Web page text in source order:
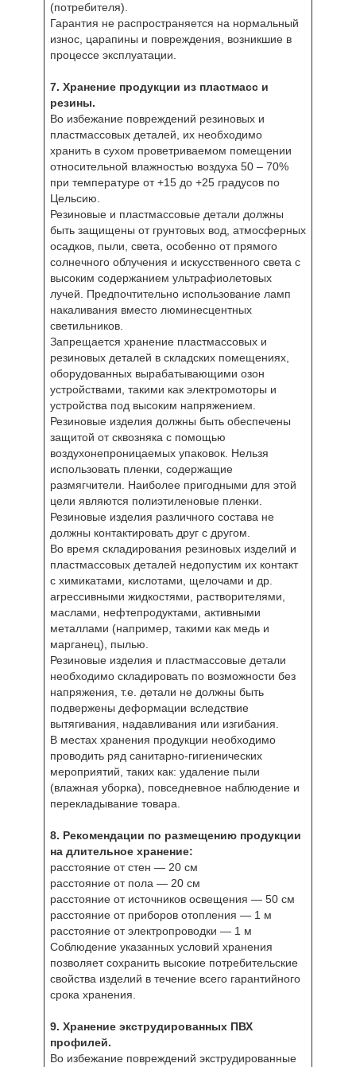
(потребителя).
Гарантия не распространяется на нормальный
износ, царапины и повреждения, возникшие в
процессе эксплуатации.
7. Хранение продукции из пластмасс и
резины.
Во избежание повреждений резиновых и
пластмассовых деталей, их необходимо
хранить в сухом проветриваемом помещении
относительной влажностью воздуха 50 – 70%
при температуре от +15 до +25 градусов по
Цельсию.
Резиновые и пластмассовые детали должны
быть защищены от грунтовых вод, атмосферных
осадков, пыли, света, особенно от прямого
солнечного облучения и искусственного света с
высоким содержанием ультрафиолетовых
лучей. Предпочтительно использование ламп
накаливания вместо люминесцентных
светильников.
Запрещается хранение пластмассовых и
резиновых деталей в складских помещениях,
оборудованных вырабатывающими озон
устройствами, такими как электромоторы и
устройства под высоким напряжением.
Резиновые изделия должны быть обеспечены
защитой от сквозняка с помощью
воздухонепроницаемых упаковок. Нельзя
использовать пленки, содержащие
размягчители. Наиболее пригодными для этой
цели являются полиэтиленовые пленки.
Резиновые изделия различного состава не
должны контактировать друг с другом.
Во время складирования резиновых изделий и
пластмассовых деталей недопустим их контакт
с химикатами, кислотами, щелочами и др.
агрессивными жидкостями, растворителями,
маслами, нефтепродуктами, активными
металлами (например, такими как медь и
марганец), пылью.
Резиновые изделия и пластмассовые детали
необходимо складировать по возможности без
напряжения, т.е. детали не должны быть
подвержены деформации вследствие
вытягивания, надавливания или изгибания.
В местах хранения продукции необходимо
проводить ряд санитарно-гигиенических
мероприятий, таких как: удаление пыли
(влажная уборка), повседневное наблюдение и
перекладывание товара.
8. Рекомендации по размещению продукции
на длительное хранение:
расстояние от стен — 20 см
расстояние от пола — 20 см
расстояние от источников освещения — 50 см
расстояние от приборов отопления — 1 м
расстояние от электропроводки — 1 м
Соблюдение указанных условий хранения
позволяет сохранить высокие потребительские
свойства изделий в течение всего гарантийного
срока хранения.
9. Хранение экструдированных ПВХ
профилей.
Во избежание повреждений экструдированные